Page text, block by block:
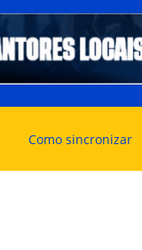
Como sincronizar